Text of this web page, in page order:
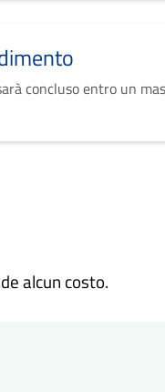
concluso entro un
alcun costo.